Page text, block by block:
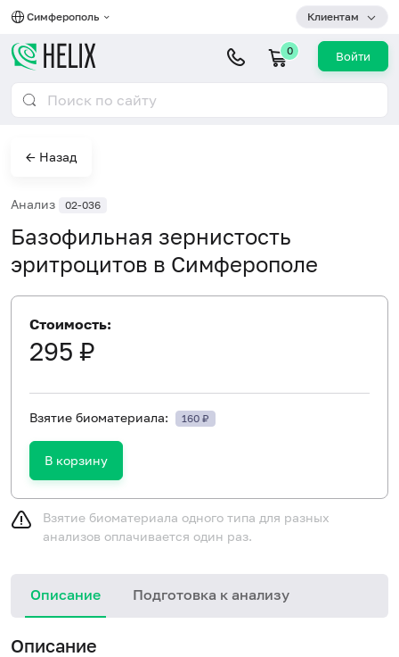
Симферополь Клиентам
0 Войти
← Назад
Анализ 02-036
Базофильная зернистость
эритроцитов в Симферополе
Стоимость:
295 ₽
Взятие биоматериала: 160 ₽
В корзину
Взятие биоматериала одного типа для разных
анализов оплачивается один раз.
Описание Подготовка к анализу
Описание